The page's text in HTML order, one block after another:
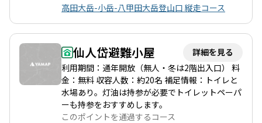
高田大岳-小岳-八甲田大岳登山口 縦走コース
仙人岱避難小屋
詳細を見る
利用期間：通年開放（無人・冬は2階出入口） 料
金：無料 収容人数：約20名 補足情報：トイレと
水場あり。灯油は持参が必要でトイレットペーパ
ーも持参をおすすめします。
このポイントを通過するコース